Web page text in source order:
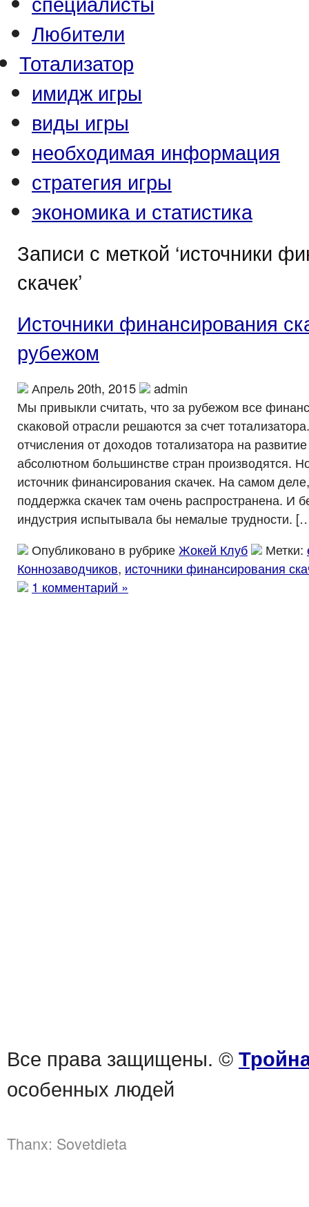
Любители
Тотализатор
имидж игры
виды игры
необходимая информация
стратегия игры
экономика и статистика
Записи с меткой ‘источники
скачек’
Источники финансирования
рубежом
Апрель 20th, 2015
admin
Мы привыкли считать, что за рубежом все
скаковой отрасли решаются за счет
отчисления от доходов тотализатора на
абсолютном большинстве стран производятся.
источник финансирования скачек. На самом
поддержка скачек там очень распространена. И
индустрия испытывала бы немалые трудности.
Опубликовано в рубрике Жокей Клуб Метки:
Коннозаводчиков, источники финансирования
1 комментарий »
Все права защищены. ©
особенных людей
Thanx: Sovetdieta